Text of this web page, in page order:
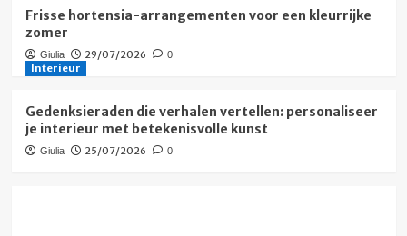
Frisse hortensia-arrangementen voor een kleurrijke
zomer
Giulia 29/07/2026 0
Interieur
Gedenksieraden die verhalen vertellen: personaliseer
je interieur met betekenisvolle kunst
Giulia 25/07/2026 0